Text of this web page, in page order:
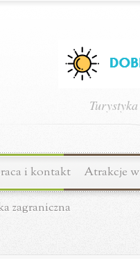
i kontakt Atrakcje
zagraniczna